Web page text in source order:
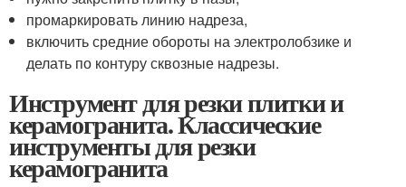
промаркировать линию надреза,
включить средние обороты на электролобзике и
делать по контуру сквозные надрезы.
Инструмент для резки плитки и
керамогранита. Классические
инструменты для резки
керамогранита